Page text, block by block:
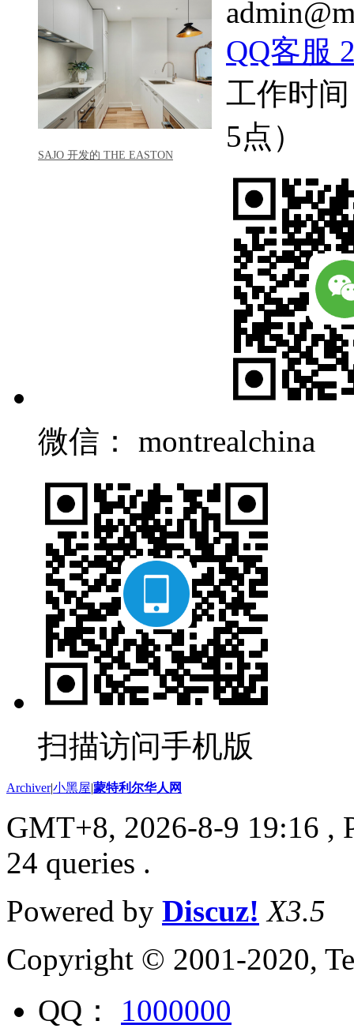
SAJO 开发的 THE EASTON
QQ客服
工作时
5点）
微信： montrealchina
扫描访问手机版
Archiver|小黑屋|蒙特利尔华人网
GMT+8, 2026-8-9 19:16 ,
24 queries .
Powered by Discuz! X3.5
Copyright © 2001-2020,
QQ： 1000000